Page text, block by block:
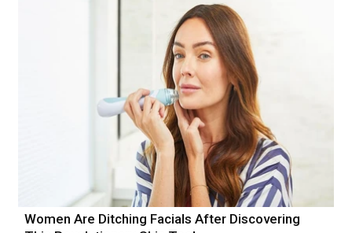
Women Are Ditching Facials After Discovering